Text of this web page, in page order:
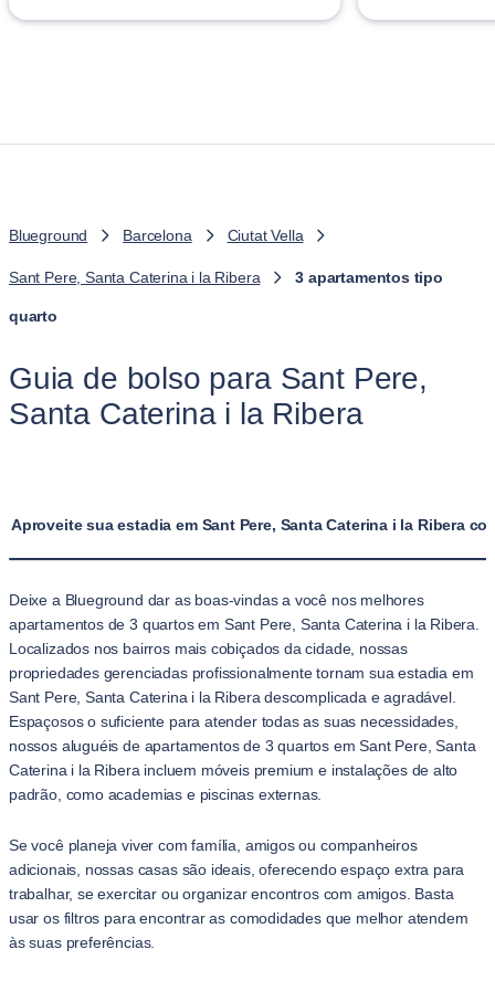
Blueground Barcelona Ciutat Vella
Sant Pere, Santa Caterina i la Ribera 3 apartamentos tipo
quarto
Guia de bolso para Sant Pere,
Santa Caterina i la Ribera
Aproveite sua estadia em Sant Pere, Santa Caterina i la Ribera
Deixe a Blueground dar as boas-vindas a você nos melhores
apartamentos de 3 quartos em Sant Pere, Santa Caterina i la Ribera.
Localizados nos bairros mais cobiçados da cidade, nossas
propriedades gerenciadas profissionalmente tornam sua estadia em
Sant Pere, Santa Caterina i la Ribera descomplicada e agradável.
Espaçosos o suficiente para atender todas as suas necessidades,
nossos aluguéis de apartamentos de 3 quartos em Sant Pere, Santa
Caterina i la Ribera incluem móveis premium e instalações de alto
padrão, como academias e piscinas externas.
Se você planeja viver com família, amigos ou companheiros
adicionais, nossas casas são ideais, oferecendo espaço extra para
trabalhar, se exercitar ou organizar encontros com amigos. Basta
usar os filtros para encontrar as comodidades que melhor atendem
às suas preferências.